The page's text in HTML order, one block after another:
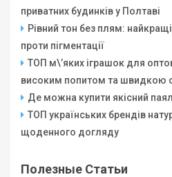
приватних будинків у Полтаві
Рівний тон без плям:
проти пігментації
ТОП м\’яких іграшок для
високим попитом та швидкою
Де можна купити якісний
ТОП українських брендів
щоденного догляду
Полезные Статьи